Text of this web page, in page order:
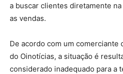
a buscar clientes diretamente
as vendas.
De acordo com um comerciante
do Oinotícias, a situação é
considerado inadequado para a